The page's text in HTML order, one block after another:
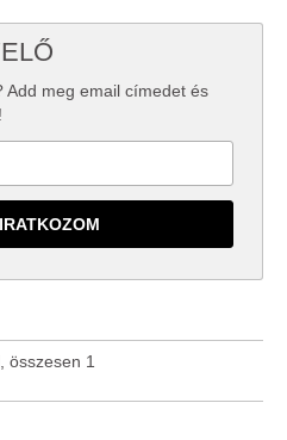
Add meg email címedet és
összesen 1